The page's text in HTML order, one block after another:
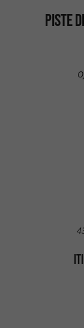
PISTE